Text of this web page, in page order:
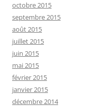
octobre 2015
septembre 2015
août 2015
juillet 2015
juin 2015
mai 2015
février 2015
janvier 2015
décembre 2014